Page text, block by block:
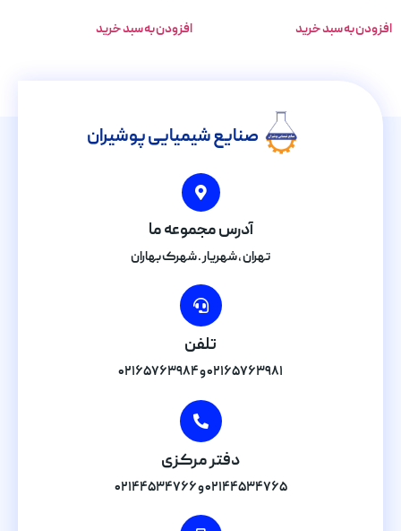
افزودن به سبد خرید افزودن به سبد خرید
صنایع شیمیایی پوشیران
آدرس مجموعه ما
تهران , شهریار . شهرک بهاران
تلفن
۰۲۱۶۵۷۶۳۹۸۱ و ۰۲۱۶۵۷۶۳۹۸۴
دفتر مرکزی
۰۲۱۴۴۵۳۴۷۶۵ و ۰۲۱۴۴۵۳۴۷۶۶